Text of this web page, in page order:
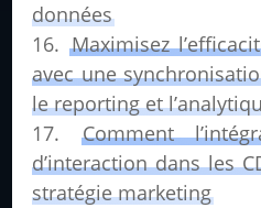
données
Maximisez
avec une
le reporting et
Comment
d’interaction dans les
stratégie marketing